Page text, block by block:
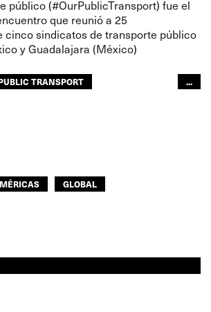
público (#OurPublicTransport) fue el
que reunió a 25
cinco sindicatos de transporte público
y Guadalajara (México)
TRANSPORT
...
GLOBAL